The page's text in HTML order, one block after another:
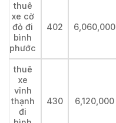
thuê
xe cờ
đỏ đi
bình
phước
402 6,060,000
thuê
xe
vĩnh
thạnh
đi
430 6,120,000